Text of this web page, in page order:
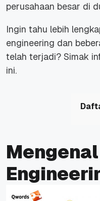
perusahaan besar di
Ingin tahu lebih
engineering dan
telah terjadi? Simak
ini.